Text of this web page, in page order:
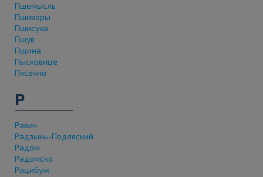
Пшемысль
Пшиворы
Пшисуха
Пшув
Пщина
Пысковице
Пясечно
Р
Равич
Радзынь-Подляский
Радом
Радомско
Рацибуж